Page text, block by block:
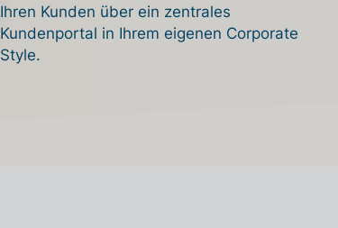
Ihren Kunden über ein zentrales
Kundenportal in Ihrem eigenen Corporate
Style.